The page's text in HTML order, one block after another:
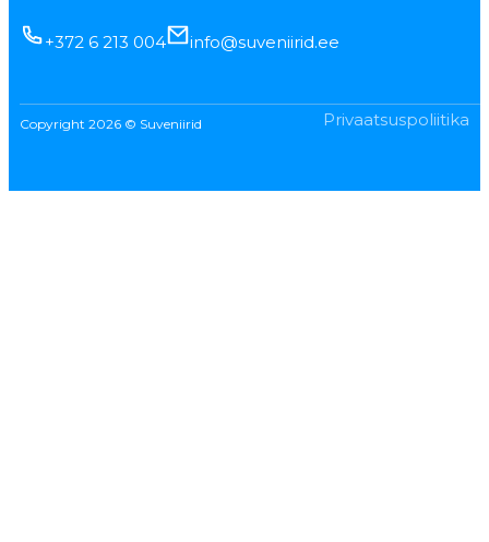
+372 6 213 004 info@suveniirid.ee
Copyright 2026 © Suveniirid Privaatsuspoliitika